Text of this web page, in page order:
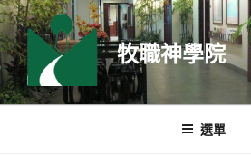
跳
至
主
要
內
牧職神學院
選單